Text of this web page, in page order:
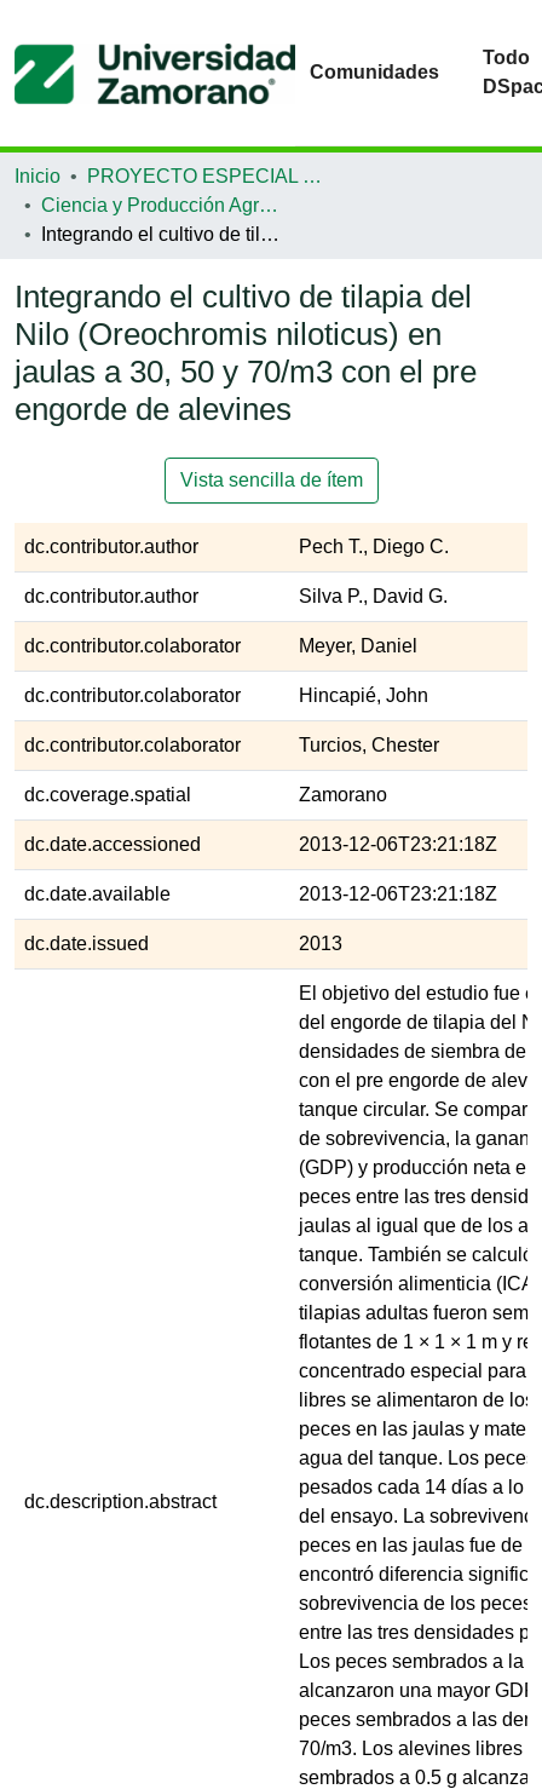
Comunidades
Todo
Inicio
PROYECTO ESPECIAL DE GRADUACIÓN
Ciencia y Producción Agropecuaria
Integrando el cultivo de tilapia del Nilo (Oreochromis niloticus) en jaulas a 30, 50 y 70/m3 con el pre engorde de alevines
Integrando el cultivo de tilapia del
Nilo (Oreochromis niloticus) en
jaulas a 30, 50 y 70/m3 con el pre
engorde de alevines
Vista sencilla de ítem
dc.contributor.author Pech T., Diego C.
dc.contributor.author Silva P., David G.
dc.contributor.colaborator Meyer, Daniel
dc.contributor.colaborator Hincapié, John
dc.contributor.colaborator Turcios, Chester
dc.coverage.spatial Zamorano
dc.date.accessioned 2013-12-06T23:21:18Z
dc.date.available 2013-12-06T23:21:18Z
dc.date.issued 2013
dc.description.abstract
El objetivo del estudio fue
del engorde de tilapia del
densidades de siembra de
con el pre engorde de
tanque circular. Se
de sobrevivencia, la
(GDP) y producción neta
peces entre las tres
jaulas al igual que de los
tanque. También se calculó
conversión alimenticia
tilapias adultas fueron
flotantes de 1 × 1 × 1 m y
concentrado especial para
libres se alimentaron de
peces en las jaulas y
agua del tanque. Los peces
pesados cada 14 días a lo
del ensayo. La
peces en las jaulas fue de
encontró diferencia
sobrevivencia de los peces
entre las tres densidades
Los peces sembrados a la
alcanzaron una mayor
peces sembrados a las
70/m3. Los alevines libres
sembrados a 0.5 g